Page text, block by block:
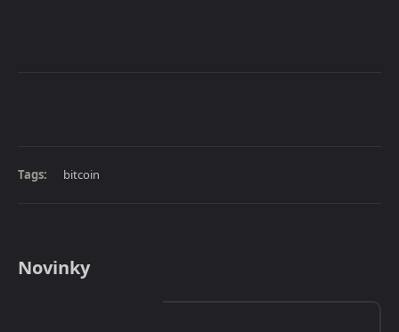
Tags: bitcoin
Novinky